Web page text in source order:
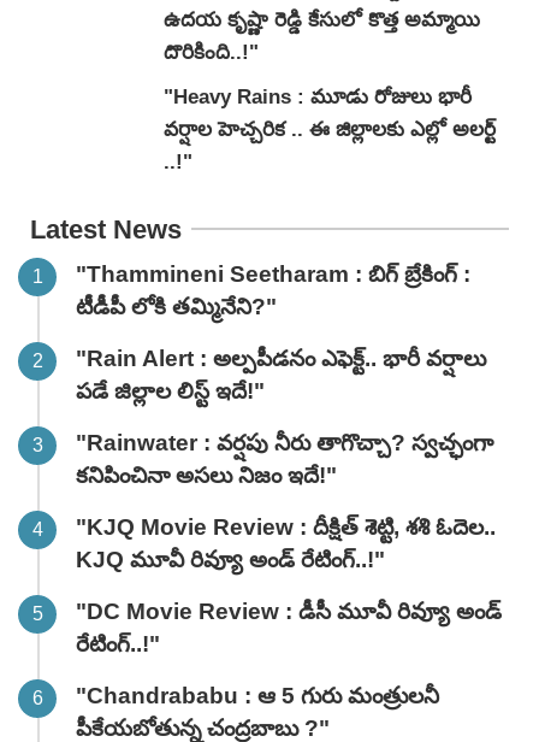
ఉదయ కృష్ణా రెడ్డి కేసులో కొత్త అమ్మాయి
దొరికింది..!"
"Heavy Rains : మూడు రోజులు భారీ
వర్షాల హెచ్చరిక .. ఈ జిల్లాలకు ఎల్లో అలర్ట్
..!"
Latest News
"Thammineni Seetharam : బిగ్ బ్రేకింగ్ :
టీడీపీ లోకి తమ్మినేని?"
"Rain Alert : అల్పపీడనం ఎఫెక్ట్.. భారీ వర్షాలు
పడే జిల్లాల లిస్ట్ ఇదే!"
"Rainwater : వర్షపు నీరు తాగొచ్చా? స్వచ్ఛంగా
కనిపించినా అసలు నిజం ఇదే!"
"KJQ Movie Review : దీక్షిత్ శెట్టి, శశి ఓదెల..
KJQ మూవీ రివ్యూ అండ్ రేటింగ్‌..!"
"DC Movie Review : డీసీ మూవీ రివ్యూ అండ్
రేటింగ్‌..!"
"Chandrababu : ఆ 5 గురు మంత్రులనీ
పీకేయబోతున్న చంద్రబాబు ?"